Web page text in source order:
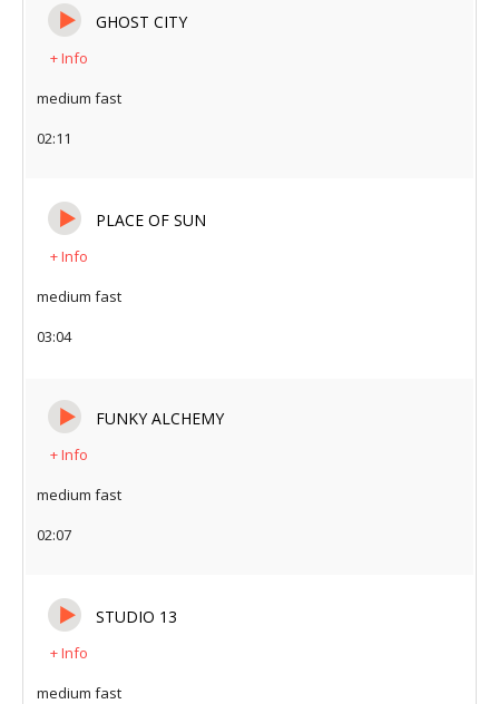
GHOST CITY
+ Info
medium fast
02:11
PLACE OF SUN
+ Info
medium fast
03:04
FUNKY ALCHEMY
+ Info
medium fast
02:07
STUDIO 13
+ Info
medium fast